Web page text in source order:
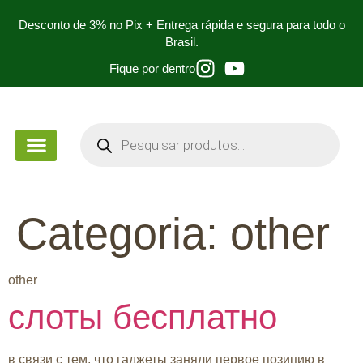
Desconto de 3% no Pix + Entrega rápida e segura para todo o
Brasil.
Fique por dentro
Categoria: other
other
слоты бесплатно
в связи с тем, что гаджеты заняли первое позицию в